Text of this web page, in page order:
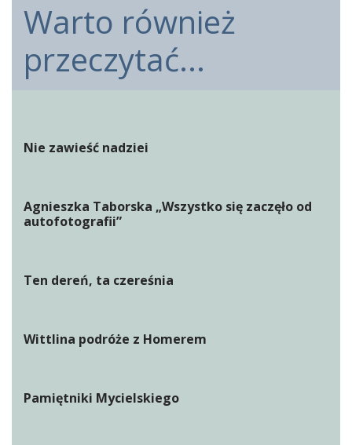
Warto również
przeczytać...
Nie zawieść nadziei
Agnieszka Taborska „Wszystko się zaczęło od
autofotografii”
Ten dereń, ta czereśnia
Wittlina podróże z Homerem
Pamiętniki Mycielskiego